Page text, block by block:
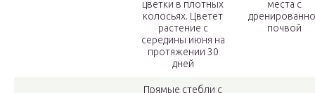
цветки в плотных
колосьях. Цветет
растение с
середины июня на
протяжении 30
дней
места с
почвой
Прямые стебли с